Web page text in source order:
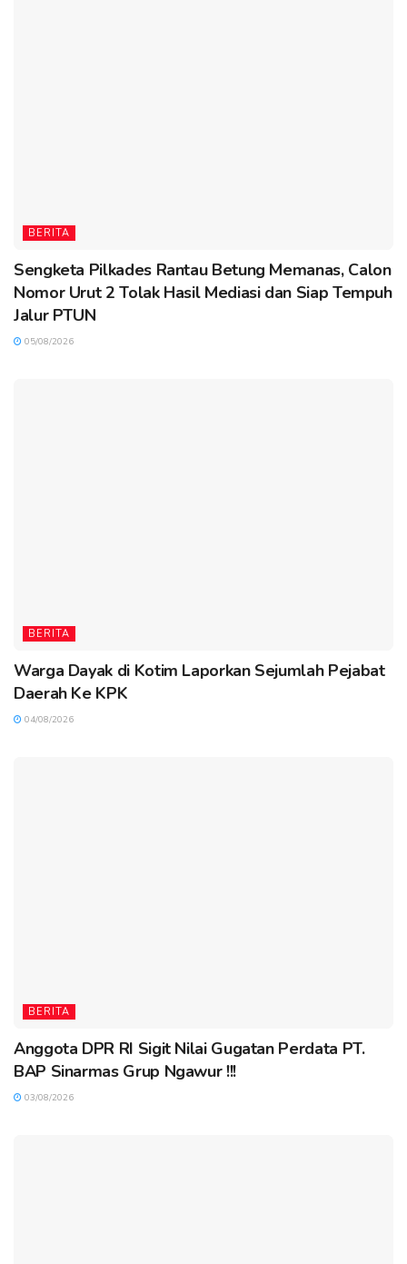
BERITA
Sengketa Pilkades Rantau Betung Memanas, Calon
Nomor Urut 2 Tolak Hasil Mediasi dan Siap Tempuh
Jalur PTUN
05/08/2026
BERITA
Warga Dayak di Kotim Laporkan Sejumlah Pejabat
Daerah Ke KPK
04/08/2026
BERITA
Anggota DPR RI Sigit Nilai Gugatan Perdata PT.
BAP Sinarmas Grup Ngawur !!!
03/08/2026